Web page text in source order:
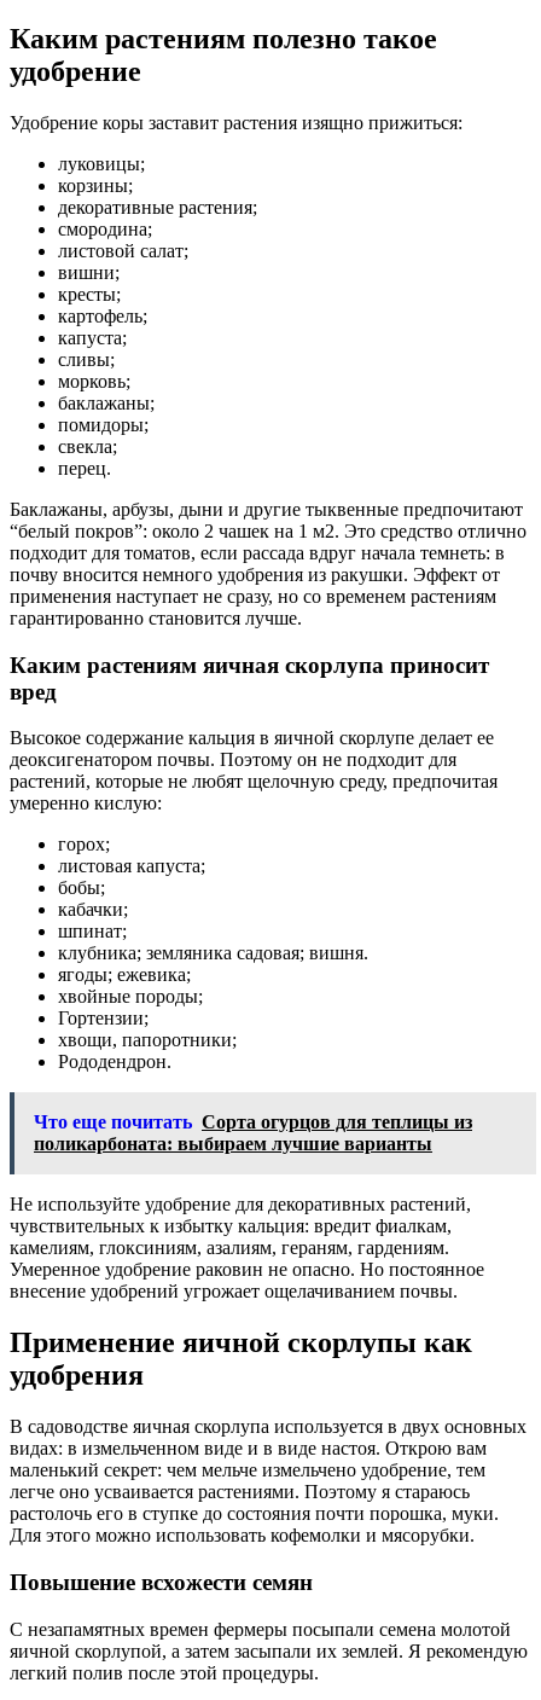
Каким растениям полезно такое
удобрение
Удобрение коры заставит растения изящно прижиться:
луковицы;
корзины;
декоративные растения;
смородина;
листовой салат;
вишни;
кресты;
картофель;
капуста;
сливы;
морковь;
баклажаны;
помидоры;
свекла;
перец.
Баклажаны, арбузы, дыни и другие тыквенные предпочитают
“белый покров”: около 2 чашек на 1 м2. Это средство отлично
подходит для томатов, если рассада вдруг начала темнеть: в
почву вносится немного удобрения из ракушки. Эффект от
применения наступает не сразу, но со временем растениям
гарантированно становится лучше.
Каким растениям яичная скорлупа приносит
вред
Высокое содержание кальция в яичной скорлупе делает ее
деоксигенатором почвы. Поэтому он не подходит для
растений, которые не любят щелочную среду, предпочитая
умеренно кислую:
горох;
листовая капуста;
бобы;
кабачки;
шпинат;
клубника; земляника садовая; вишня.
ягоды; ежевика;
хвойные породы;
Гортензии;
хвощи, папоротники;
Рододендрон.
Что еще почитать Сорта огурцов для теплицы из
поликарбоната: выбираем лучшие варианты
Не используйте удобрение для декоративных растений,
чувствительных к избытку кальция: вредит фиалкам,
камелиям, глоксиниям, азалиям, гераням, гардениям.
Умеренное удобрение раковин не опасно. Но постоянное
внесение удобрений угрожает ощелачиванием почвы.
Применение яичной скорлупы как
удобрения
В садоводстве яичная скорлупа используется в двух основных
видах: в измельченном виде и в виде настоя. Открою вам
маленький секрет: чем мельче измельчено удобрение, тем
легче оно усваивается растениями. Поэтому я стараюсь
растолочь его в ступке до состояния почти порошка, муки.
Для этого можно использовать кофемолки и мясорубки.
Повышение всхожести семян
С незапамятных времен фермеры посыпали семена молотой
яичной скорлупой, а затем засыпали их землей. Я рекомендую
легкий полив после этой процедуры.